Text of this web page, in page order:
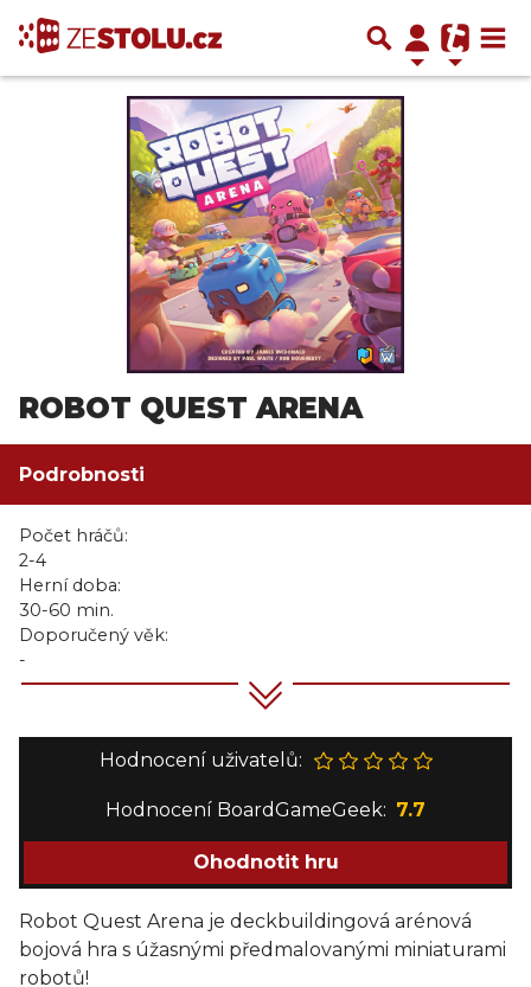
ROBOT QUEST ARENA
Podrobnosti
Počet hráčů:
2-4
Herní doba:
30-60 min.
Doporučený věk:
-
Hodnocení uživatelů:
Hodnocení BoardGameGeek: 7.7
Ohodnotit hru
Robot Quest Arena je deckbuildingová arénová
bojová hra s úžasnými předmalovanými miniaturami
robotů!